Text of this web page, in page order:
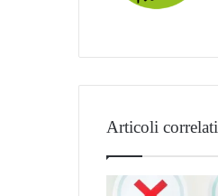
Articoli correlati